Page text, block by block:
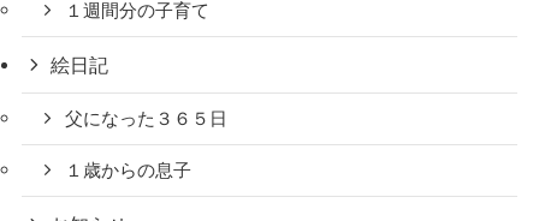
１週間分の子育て
絵日記
父になった３６５日
１歳からの息子